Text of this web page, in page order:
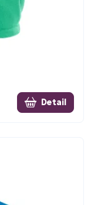
Detail